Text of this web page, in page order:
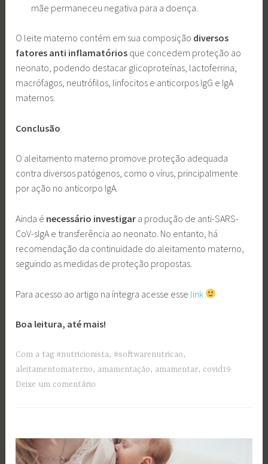
mãe permaneceu negativa para a doença.
O leite materno contém em sua composição diversos
fatores anti inflamatórios que concedem proteção ao
neonato, podendo destacar glicoproteínas, lactoferrina,
macrófagos, neutrófilos, linfocitos e anticorpos IgG e IgA
maternos.
Conclusão
O aleitamento materno promove proteção adequada
contra diversos patógenos, como o vírus, principalmente
por ação no anticorpo IgA.
Ainda é necessário investigar a produção de anti-SARS-
CoV-sIgA e transferência ao neonato. No entanto, há
recomendação da continuidade do aleitamento materno,
seguindo as medidas de proteção propostas.
Para acesso ao artigo na íntegra acesse esse link
Boa leitura, até mais!
Com a tag #nutricionista, #softwarenutricao,
aleitamentomaterno, amamentação, amamentar, covid19
Deixe um comentário